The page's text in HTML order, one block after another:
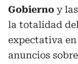
Gobierno y las
la totalidad
expectativa en
anuncios